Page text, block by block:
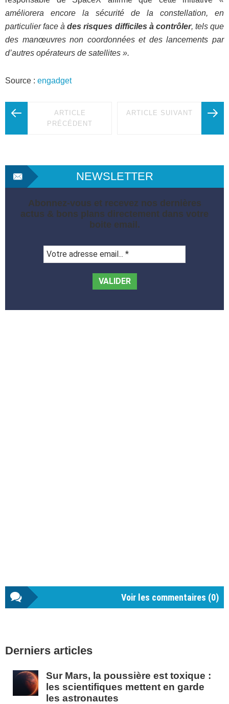
améliorera encore la sécurité de la constellation, en
particulier face àdes risques difficiles à contrôler, tels que
des manœuvres non coordonnées et des lancements par
d’autres opérateurs de satellites ».
Source : engadget
ARTICLE
PRÉCÉDENT
ARTICLE SUIVANT
NEWSLETTER
Abonnez-vous et recevez nos dernières
actus & bons plans directement dans votre
boite email.
adresse
Voir les commentaires (0)
latérale
Derniers articles
Sur Mars, la poussière est toxique :
les scientifiques mettent en garde
les astronautes